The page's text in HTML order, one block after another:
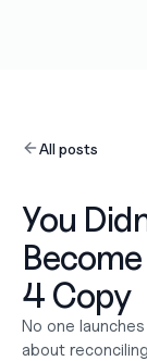
All posts
You
4 Copy
No one
about
Producten
Bv oprichten
Zakelijke
Facturatie
Over ons
Prijzen
Liefde